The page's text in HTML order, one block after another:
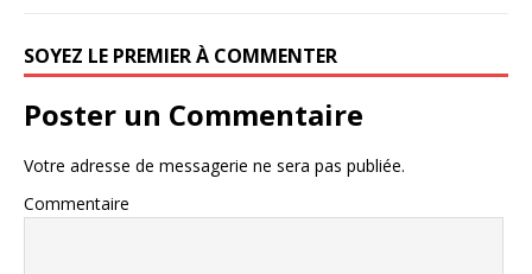
SOYEZ LE PREMIER À COMMENTER
Poster un Commentaire
Votre adresse de messagerie ne sera pas publiée.
Commentaire